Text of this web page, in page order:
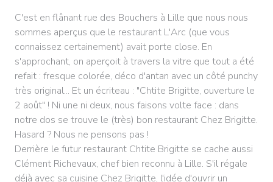
C'est en flânant rue des Bouchers à Lille que nous nous
sommes aperçus que le restaurant L'Arc (que vous
connaissez certainement) avait porte close. En
s'approchant, on aperçoit à travers la vitre que tout a été
refait : fresque colorée, déco d'antan avec un côté punchy
très original... Et un écriteau : "Chtite Brigitte, ouverture le
2 août" ! Ni une ni deux, nous faisons volte face : dans
notre dos se trouve le (très) bon restaurant Chez Brigitte.
Hasard ? Nous ne pensons pas !
Derrière le futur restaurant Chtite Brigitte se cache aussi
Clément Richevaux, chef bien reconnu à Lille. S'il régale
déjà avec sa cuisine Chez Brigitte, l'idée d'ouvrir un